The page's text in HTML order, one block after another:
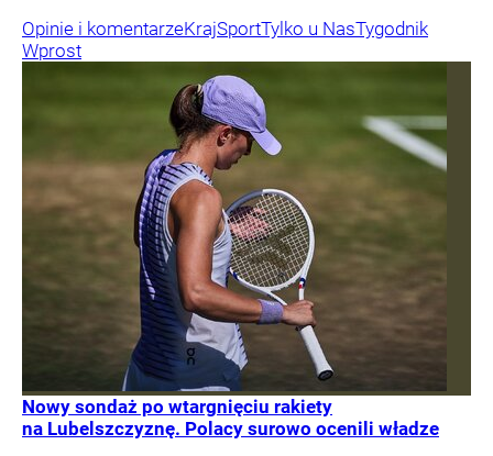
Opinie i komentarzeKrajSportTylko u NasTygodnik
Wprost
Nowy sondaż po wtargnięciu rakiety
na Lubelszczyznę. Polacy surowo ocenili władze